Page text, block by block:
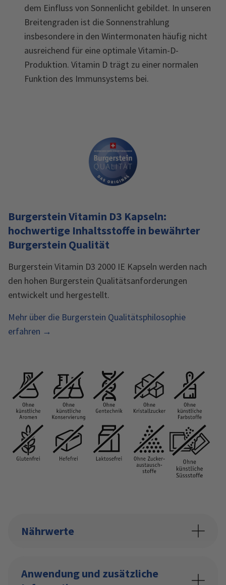
dem Einfluss von Sonnenlicht gebildet. In unseren
Breitengraden ist die Sonnenstrahlung
insbesondere in den Wintermonaten häufig nicht
ausreichend für eine optimale Vitamin-D-
Produktion. Vitamin D trägt zu einer normalen
Funktion des Immunsystems bei.
Burgerstein Vitamin D3 Kapseln:
hochwertige Inhaltsstoffe in bewährter
Burgerstein Qualität
Burgerstein Vitamin D3 2000 IE Kapseln werden nach
den hohen Burgerstein Qualitätsanforderungen
entwickelt und hergestellt.
Mehr über die Burgerstein Qualitätsphilosophie
erfahren →
Nährwerte
Anwendung und zusätzliche